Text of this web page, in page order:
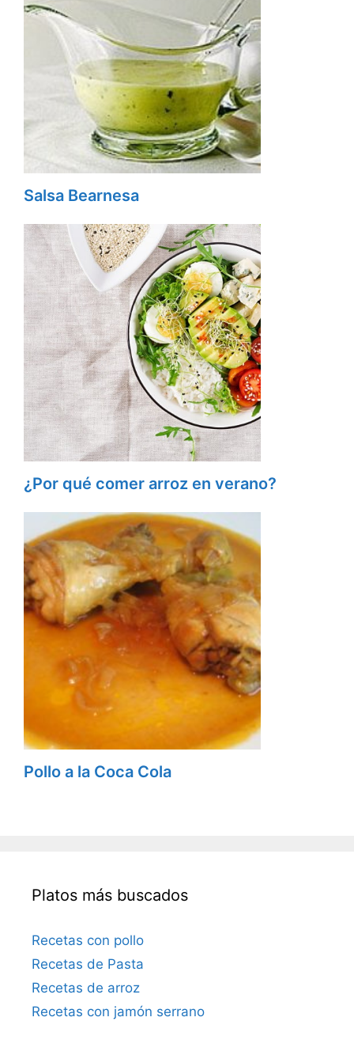
Salsa Bearnesa
¿Por qué comer arroz en verano?
Pollo a la Coca Cola
Platos más buscados
Recetas con pollo
Recetas de Pasta
Recetas de arroz
Recetas con jamón serrano